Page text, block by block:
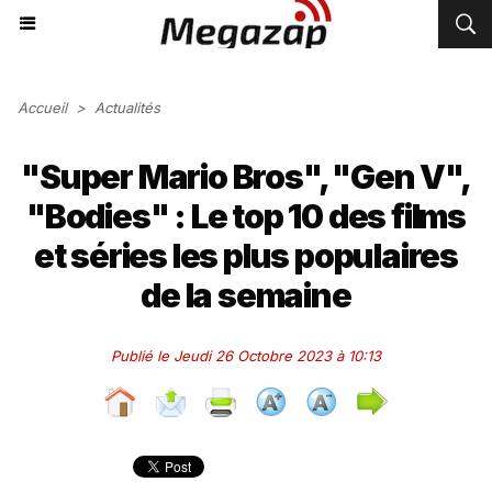
Accueil > Actualités
"Super Mario Bros", "Gen V",
"Bodies" : Le top 10 des films
et séries les plus populaires
de la semaine
Publié le Jeudi 26 Octobre 2023 à 10:13